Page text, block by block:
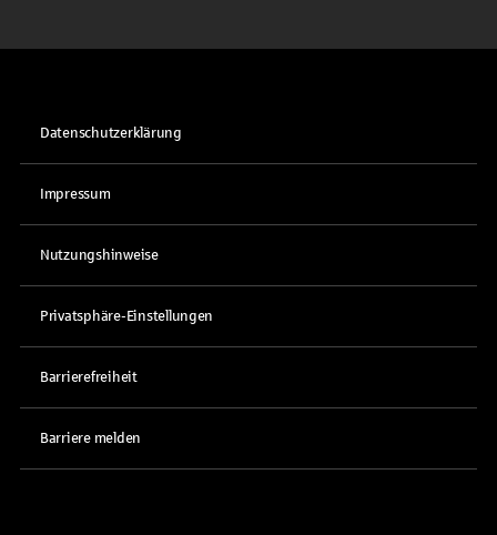
Datenschutzerklärung
Impressum
Nutzungshinweise
Privatsphäre-Einstellungen
Barrierefreiheit
Barriere melden